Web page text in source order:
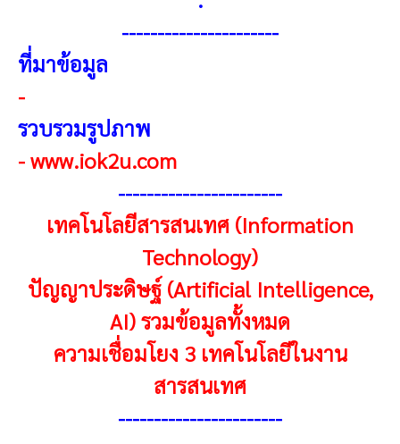
----------------------
ที่มาข้อมูล
-
รวบรวมรูปภาพ
-www.iok2u.com
-----------------------
เทคโนโลยีสารสนเทศ (Information
Technology)
ปัญญาประดิษฐ์ (Artificial Intelligence,
AI) รวมข้อมูลทั้งหมด
ความเชื่อมโยง 3 เทคโนโลยีในงาน
สารสนเทศ
-----------------------